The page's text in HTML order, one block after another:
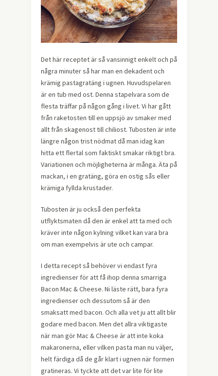
Det här receptet är så vansinnigt enkelt och på
några minuter så har man en dekadent och
krämig pastagratäng i ugnen. Huvudspelaren
är en tub med ost. Denna stapelvara som de
flesta träffar på någon gång i livet. Vi har gått
från raketosten till en uppsjö av smaker med
allt från skagenost till chiliost. Tubosten är inte
längre någon trist nödmat då man idag kan
hitta ett flertal som faktiskt smakar riktigt bra.
Variationen och möjligheterna är många. Äta på
mackan, i en gratäng, göra en ostig sås eller
krämiga fyllda krustader.
Tubosten är ju också den perfekta
utflyktsmaten då den är enkel att ta med och
kräver inte någon kylning vilket kan vara bra
om man exempelvis är ute och campar.
I detta recept så behöver vi endast fyra
ingredienser för att få ihop denna smarriga
Bacon Mac & Cheese. Ni läste rätt, bara fyra
ingredienser och dessutom så är den
smaksatt med bacon. Och alla vet ju att allt blir
godare med bacon. Men det allra viktigaste
när man gör Mac & Cheese är att inte koka
makaronerna, eller vilken pasta man nu väljer,
helt färdiga då de går klart i ugnen när formen
gratineras. Vi tyckte att det var lite för lite